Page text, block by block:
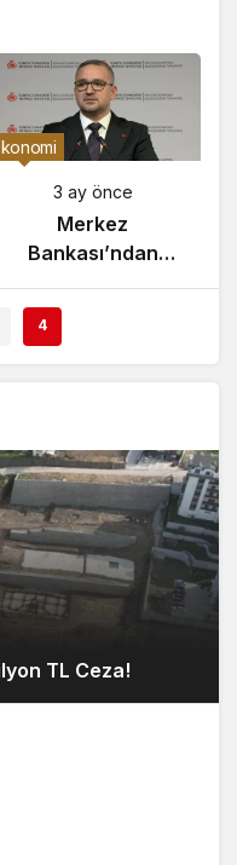
3 ay önce
Merkez
Bankası’ndan
Enflasyon Raporu
Açıklaması
4
TL Ceza!